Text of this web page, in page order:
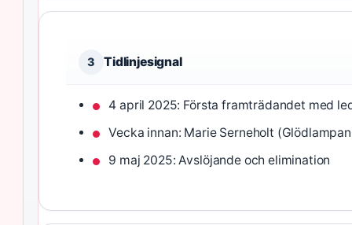
3 Tidlinjesignal
4 april 2025: Första framträdandet med
Vecka innan: Marie Serneholt
9 maj 2025: Avslöjande och elimination